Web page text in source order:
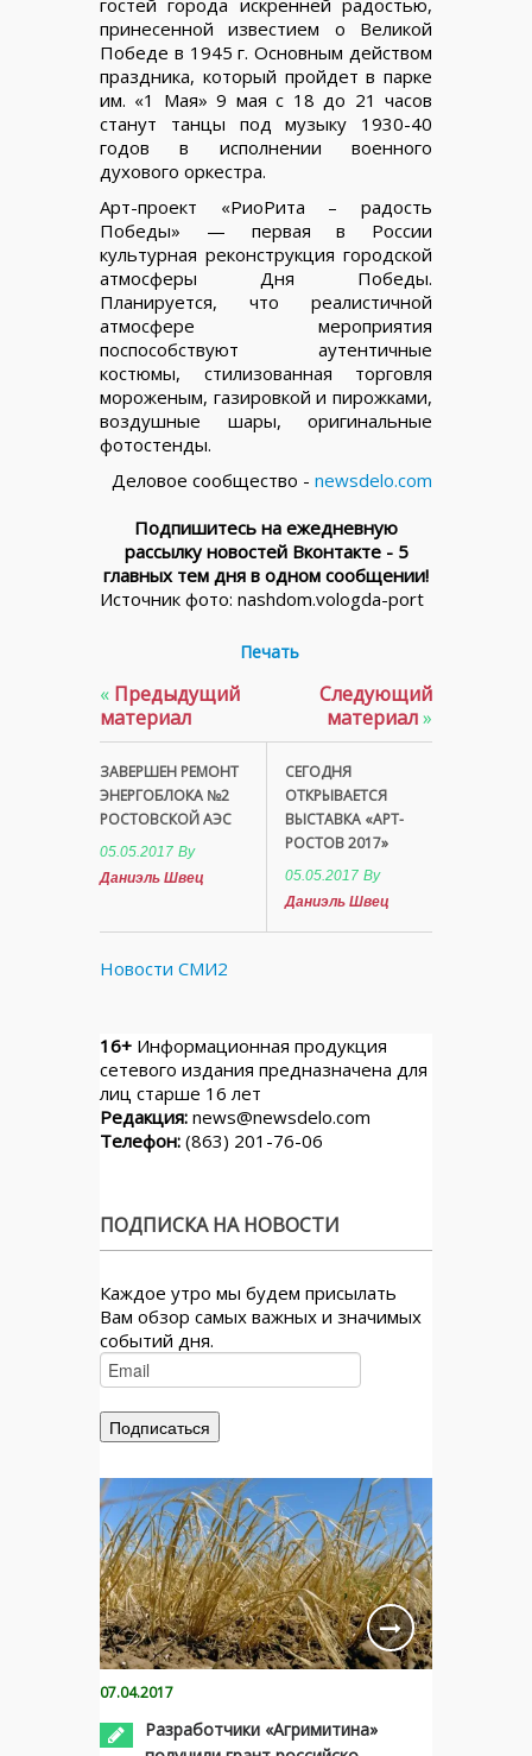
гостей города искренней радостью,
принесенной известием о Великой
Победе в 1945 г. Основным действом
праздника, который пройдет в парке
им. «1 Мая» 9 мая с 18 до 21 часов
станут танцы под музыку 1930-40
годов в исполнении военного
духового оркестра.
Арт-проект «РиоРита – радость
Победы» — первая в России
культурная реконструкция городской
атмосферы Дня Победы.
Планируется, что реалистичной
атмосфере мероприятия
поспособствуют аутентичные
костюмы, стилизованная торговля
мороженым, газировкой и пирожками,
воздушные шары, оригинальные
фотостенды.
Деловое сообщество - newsdelo.com
Подпишитесь на ежедневную
рассылку новостей Вконтакте - 5
главных тем дня в одном сообщении!
Источник фото: nashdom.vologda-port
Печать
« Предыдущий
материал
ЗАВЕРШЕН РЕМОНТ
ЭНЕРГОБЛОКА №2
РОСТОВСКОЙ АЭС
05.05.2017 By
Даниэль Швец
Следующий
материал»
СЕГОДНЯ
ОТКРЫВАЕТСЯ
ВЫСТАВКА «АРТ-
РОСТОВ 2017»
05.05.2017 By
Даниэль Швец
Новости СМИ2
16+ Информационная продукция
сетевого издания предназначена для
лиц старше 16 лет
Редакция: news@newsdelo.com
Телефон: (863) 201-76-06
ПОДПИСКА НА НОВОСТИ
Каждое утро мы будем присылать
Вам обзор самых важных и значимых
событий дня.
07.04.2017
Разработчики «Агримитина»